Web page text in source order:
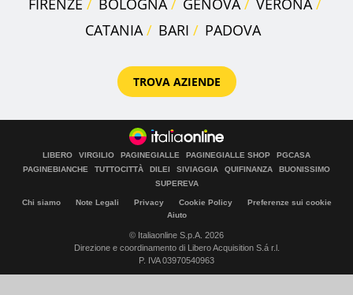
FIRENZE
BOLOGNA GENOVA
VERONA
CATANIA
BARI PADOVA
TROVA AZIENDE
LIBERO VIRGILIO PAGINEGIALLE PAGINEGIALLE SHOP
PGCASA
PAGINEBIANCHE
TUTTOCITTÀ DILEI SIVIAGGIA QUIFINANZA
BUONISSIMO
SUPEREVA
Chi siamo Note Legali Privacy Cookie Policy
Preferenze sui cookie
Aiuto
© Italiaonline S.p.A. 2026
Direzione e coordinamento di Libero Acquisition S.á r.l.
P. IVA 03970540963